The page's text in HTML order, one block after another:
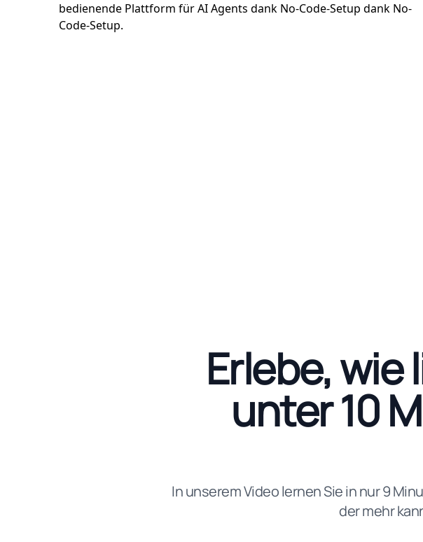
bedienende Plattform für AI Agents dank No-Code-Setup dank No-
Code-Setup.
Erlebe, wie
unter 10
In unserem Video lernen Sie in nur 9
der mehr